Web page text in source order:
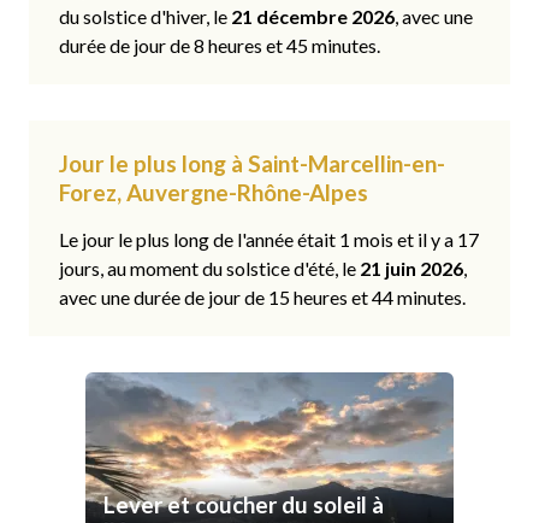
du solstice d'hiver, le 21 décembre 2026, avec une
durée de jour de 8 heures et 45 minutes.
Jour le plus long à Saint-Marcellin-en-
Forez, Auvergne-Rhône-Alpes
Le jour le plus long de l'année était 1 mois et il y a 17
jours, au moment du solstice d'été, le 21 juin 2026,
avec une durée de jour de 15 heures et 44 minutes.
Lever et coucher du soleil à